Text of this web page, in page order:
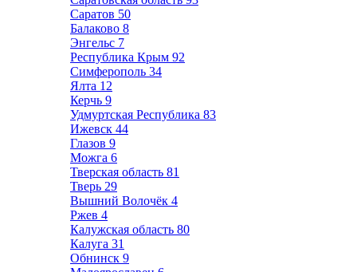
Саратов 50
Балаково 8
Энгельс 7
Республика Крым 92
Симферополь 34
Ялта 12
Керчь 9
Удмуртская Республика 83
Ижевск 44
Глазов 9
Можга 6
Тверская область 81
Тверь 29
Вышний Волочёк 4
Ржев 4
Калужская область 80
Калуга 31
Обнинск 9